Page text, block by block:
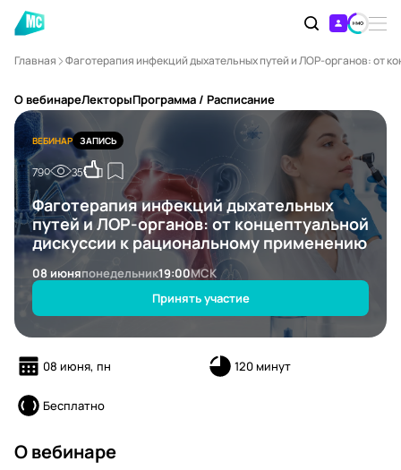
Главная Фаготерапия инфекций дыхательных путей и ЛОР-органов: от
О вебинареЛекторыПрограмма / Расписание
ВЕБИНАР ЗАПИСЬ
790 35
Фаготерапия инфекций дыхательных
путей и ЛОР-органов: от концептуальной
дискуссии к рациональному применению
08 июняпонедельник19:00МСК
Принять участие
08 июня, пн 120 минут
Бесплатно
О вебинаре